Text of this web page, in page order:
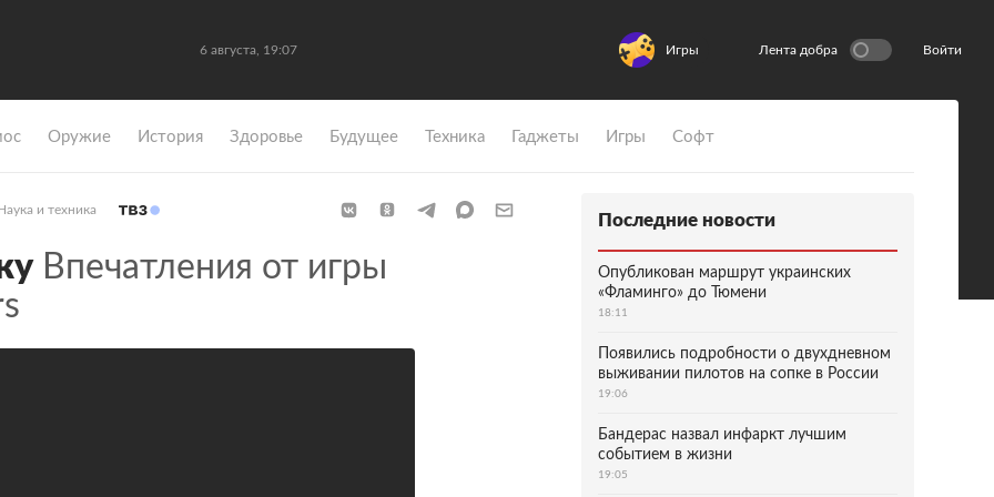
6 августа, 19:07 Игры Лента добра Войти
Оружие История Здоровье Будущее Техника Гаджеты Игры Софт
и техника
Впечатления от игры
Последние новости
Опубликован маршрут украинских
«Фламинго» до Тюмени
18:11
Появились подробности о двухдневном
выживании пилотов на сопке в России
19:06
Бандерас назвал инфаркт лучшим
событием в жизни
19:05